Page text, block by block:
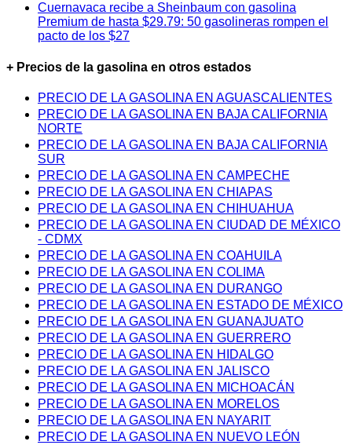
Cuernavaca recibe a Sheinbaum con gasolina
Premium de hasta $29.79: 50 gasolineras rompen el
pacto de los $27
+ Precios de la gasolina en otros estados
PRECIO DE LA GASOLINA EN AGUASCALIENTES
PRECIO DE LA GASOLINA EN BAJA CALIFORNIA
NORTE
PRECIO DE LA GASOLINA EN BAJA CALIFORNIA
SUR
PRECIO DE LA GASOLINA EN CAMPECHE
PRECIO DE LA GASOLINA EN CHIAPAS
PRECIO DE LA GASOLINA EN CHIHUAHUA
PRECIO DE LA GASOLINA EN CIUDAD DE MÉXICO
- CDMX
PRECIO DE LA GASOLINA EN COAHUILA
PRECIO DE LA GASOLINA EN COLIMA
PRECIO DE LA GASOLINA EN DURANGO
PRECIO DE LA GASOLINA EN ESTADO DE MÉXICO
PRECIO DE LA GASOLINA EN GUANAJUATO
PRECIO DE LA GASOLINA EN GUERRERO
PRECIO DE LA GASOLINA EN HIDALGO
PRECIO DE LA GASOLINA EN JALISCO
PRECIO DE LA GASOLINA EN MICHOACÁN
PRECIO DE LA GASOLINA EN MORELOS
PRECIO DE LA GASOLINA EN NAYARIT
PRECIO DE LA GASOLINA EN NUEVO LEÓN